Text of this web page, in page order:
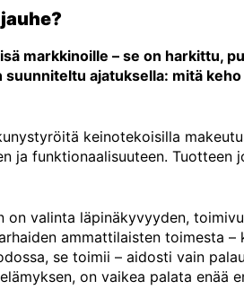
markkinoille – se on harkittu,
ajatuksella: mitä
keinotekoisilla
ja funktionaalisuuteen. Tuotteen
valinta läpinäkyvyyden,
ammattilaisten toimesta –
se toimii – aidosti vain
on vaikea palata enää